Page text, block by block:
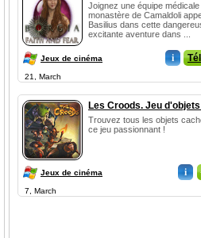
Joignez une équipe médicale
monastère de Camaldoli
Basilius dans cette
excitante aventure dans ...
Jeux de cinéma i
21, March
Les Croods. Jeu
Trouvez tous les objets
ce jeu passionnant !
Jeux de cinéma i
7, March